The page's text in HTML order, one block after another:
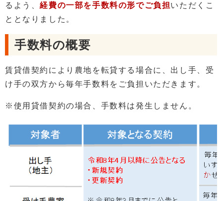
るよう、経費の一部を手数料の形でご負担いただくこ
ととなりました。
手数料の概要
賃貸借契約により農地を転貸する場合に、出し手、受
け手の双方から毎年手数料をご負担いただきます。
※使用貸借契約の場合、手数料は発生しません。